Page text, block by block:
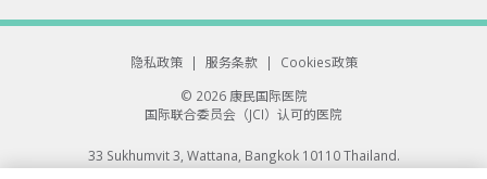
隐私政策 | 服务条款 |
Cookies政策
© 2026 康民国际医院
国际联合委员会（JCI）认可的医院
33 Sukhumvit 3, Wattana, Bangkok 10110 Thailand.
All rights reserved.